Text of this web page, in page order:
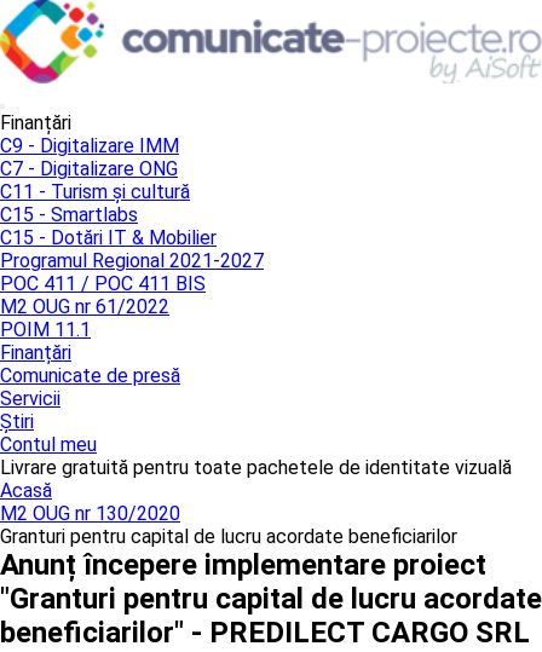
Finanțări
C9 - Digitalizare IMM
C7 - Digitalizare ONG
C11 - Turism și cultură
C15 - Smartlabs
C15 - Dotări IT & Mobilier
Programul Regional 2021-2027
POC 411 / POC 411 BIS
M2 OUG nr 61/2022
POIM 11.1
Finanțări
Comunicate de presă
Servicii
Știri
Contul meu
Livrare gratuită pentru toate pachetele de identitate vizuală
Acasă
M2 OUG nr 130/2020
Granturi pentru capital de lucru acordate beneficiarilor
Anunț începere implementare proiect
"Granturi pentru capital de lucru acordate
beneficiarilor" - PREDILECT CARGO SRL